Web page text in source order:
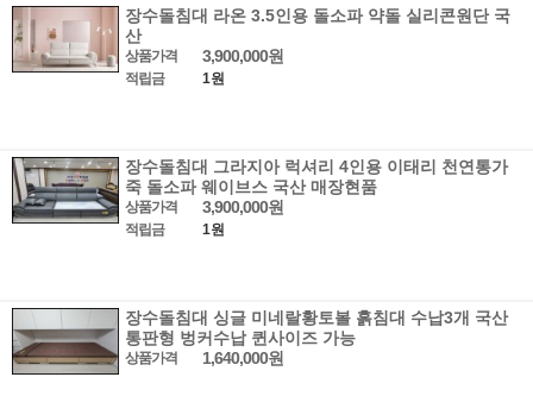
장수돌침대 라온 3.5인용 돌소파 약돌 실리콘원단 국
산
상품가격 3,900,000원
적립금 1원
장수돌침대 그라지아 럭셔리 4인용 이태리 천연통가
죽 돌소파 웨이브스 국산 매장현품
상품가격 3,900,000원
적립금 1원
장수돌침대 싱글 미네랄황토볼 흙침대 수납3개 국산
통판형 벙커수납 퀸사이즈 가능
상품가격 1,640,000원